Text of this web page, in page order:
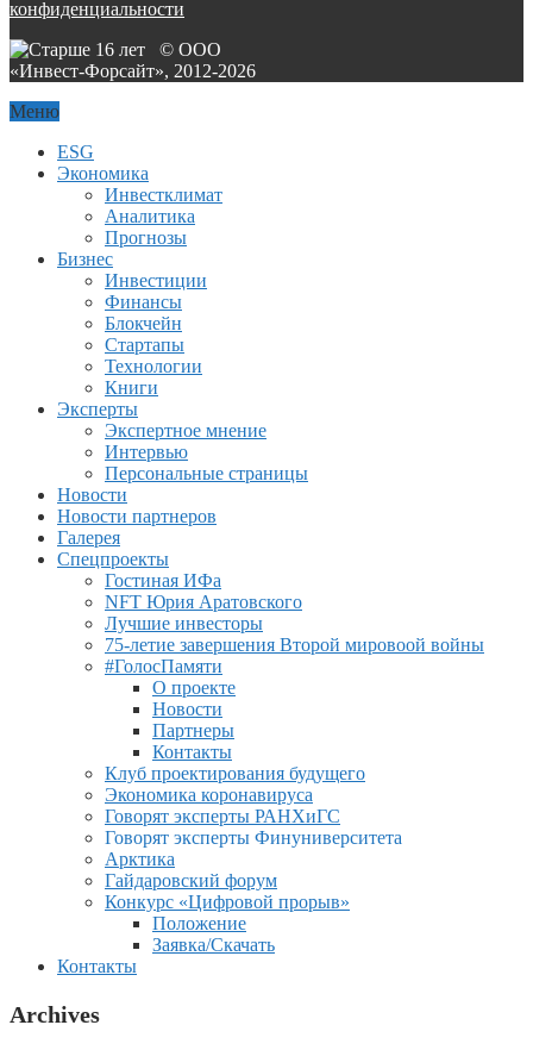
конфиденциальности
© ООО
«Инвест-Форсайт», 2012-2026
Меню
ESG
Экономика
Инвестклимат
Аналитика
Прогнозы
Бизнес
Инвестиции
Финансы
Блокчейн
Стартапы
Технологии
Книги
Эксперты
Экспертное мнение
Интервью
Персональные страницы
Новости
Новости партнеров
Галерея
Спецпроекты
Гостиная ИФа
NFT Юрия Аратовского
Лучшие инвесторы
75-летие завершения Второй мировоой войны
#ГолосПамяти
О проекте
Новости
Партнеры
Контакты
Клуб проектирования будущего
Экономика коронавируса
Говорят эксперты РАНХиГС
Говорят эксперты Финуниверситета
Арктика
Гайдаровский форум
Конкурс «Цифровой прорыв»
Положение
Заявка/Скачать
Контакты
Archives